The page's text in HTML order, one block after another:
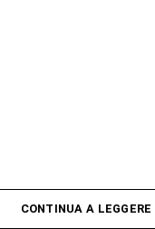
CONTINUA A LEGGERE